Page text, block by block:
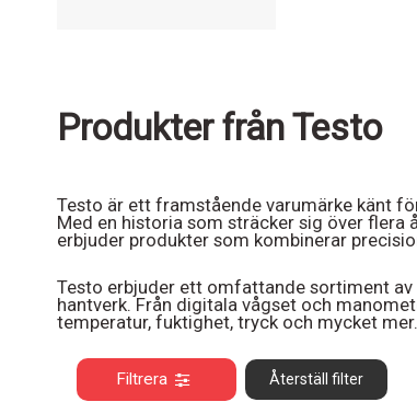
Produkter från Testo
Testo är ett framstående varumärke känt
Med en historia som sträcker sig över
erbjuder produkter som kombinerar
Testo erbjuder ett omfattande sortiment
hantverk. Från digitala vågset och
temperatur, fuktighet, tryck och mycket mer.
Filtrera Återställ filter